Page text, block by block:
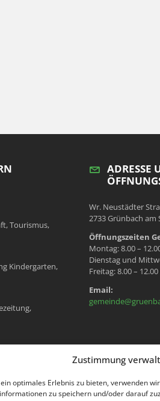
Zustimmung
optimales Erlebnis zu bieten, verwenden
zu speichern und/oder darauf
Tourismus,
Kindergarten,
Meldeamt,
ADRESSE
Wr. Neustädter
2733 Grünbach am
Öffnungszeiten
Montag: 8.00 –
Dienstag und
Freitag: 8.00 –
Email: